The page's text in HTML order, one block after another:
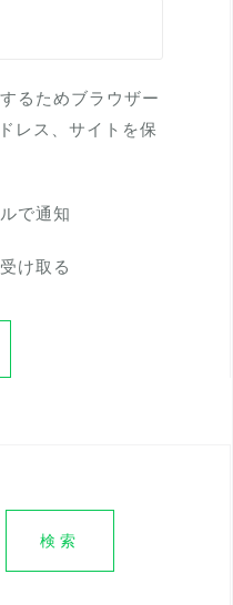
るためブラウザー
レス、サイトを保
で通知
け取る
検索